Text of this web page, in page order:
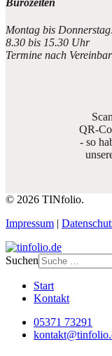
Bürozeiten
Montag bis
8.30 bis 15.30 Uhr
Termine nach
QR-
- so
© 2026 TINfolio.
Impressum |
Suchen
Start
Kontakt
05371 73291